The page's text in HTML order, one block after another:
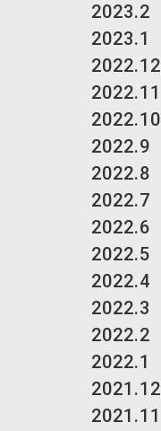
2023.2
2023.1
2022.12
2022.11
2022.10
2022.9
2022.8
2022.7
2022.6
2022.5
2022.4
2022.3
2022.2
2022.1
2021.12
2021.11